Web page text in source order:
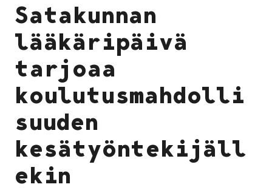
Satakunnan
lääkäripäivä
tarjoaa
koulutusmahdolli
suuden
kesätyöntekijäll
ekin